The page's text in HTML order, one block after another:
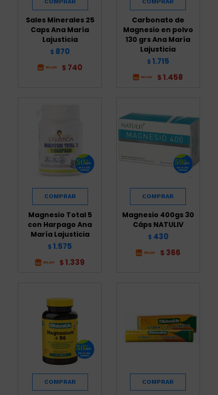
Sales Minerales 25
Caps Ana María
Lajusticia
$ 870
$ 740
Carbonato de
Magnesio en polvo
130 grs Ana María
Lajusticia
$ 1.715
$ 1.458
Magnesio Total 5
con Harpago Ana
María Lajusticia
$ 1.575
$ 1.339
Magnesio 400gs 30
Cáps NATULIV
$ 430
$ 366